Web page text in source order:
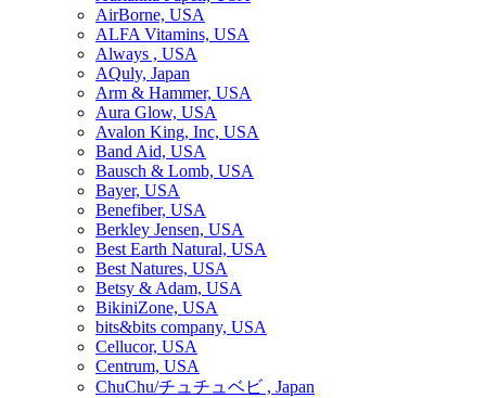
AirBorne, USA
ALFA Vitamins, USA
Always , USA
AQuly, Japan
Arm & Hammer, USA
Aura Glow, USA
Avalon King, Inc, USA
Band Aid, USA
Bausch & Lomb, USA
Bayer, USA
Benefiber, USA
Berkley Jensen, USA
Best Earth Natural, USA
Best Natures, USA
Betsy & Adam, USA
BikiniZone, USA
bits&bits company, USA
Cellucor, USA
Centrum, USA
ChuChu/チュチュベビ , Japan